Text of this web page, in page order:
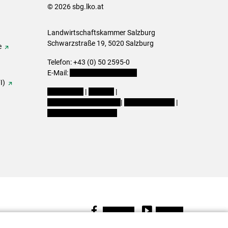
© 2026 sbg.lko.at
Landwirtschaftskammer Salzburg
Schwarzstraße 19, 5020 Salzburg
Telefon: +43 (0) 50 2595-0
E-Mail:
|
|
|
|
Facebook Youtube